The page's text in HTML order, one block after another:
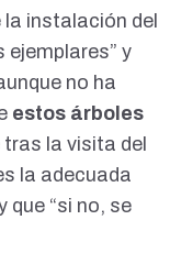
instalación del
ejemplares” y
no ha
estos árboles
tras la visita del
la adecuada
que “si no, se